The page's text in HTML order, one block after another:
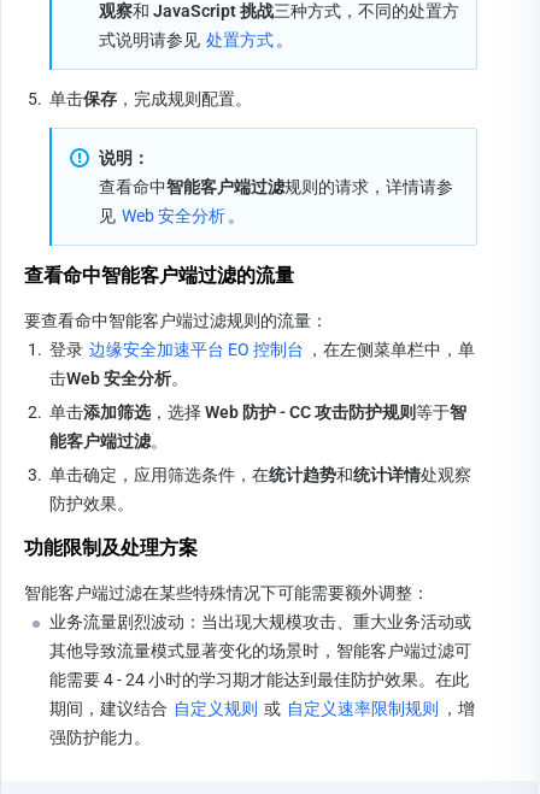
观察和 JavaScript 挑战三种方式，不同的处置方
式说明请参见 处置方式 。
5. 单击保存 ，完成规则配置。
说明：
查看命中智能客户端过滤规则的请求，详情请参
见 Web 安全分析 。
查看命中智能客户端过滤的流量
要查看命中智能客户端过滤规则的流量：
1. 登录 边缘安全加速平台 EO 控制台 ，在左侧菜单栏中，单
击Web 安全分析。
2. 单击添加筛选，选择 Web 防护 - CC 攻击防护规则等于智
能客户端过滤。
3. 单击确定，应用筛选条件，在统计趋势和统计详情处观察
防护效果。
功能限制及处理方案
智能客户端过滤在某些特殊情况下可能需要额外调整：
业务流量剧烈波动：当出现大规模攻击、重大业务活动或
其他导致流量模式显著变化的场景时，智能客户端过滤可
能需要 4 - 24 小时的学习期才能达到最佳防护效果。在此
期间，建议结合 自定义规则 或 自定义速率限制规则
，增
强防护能力。